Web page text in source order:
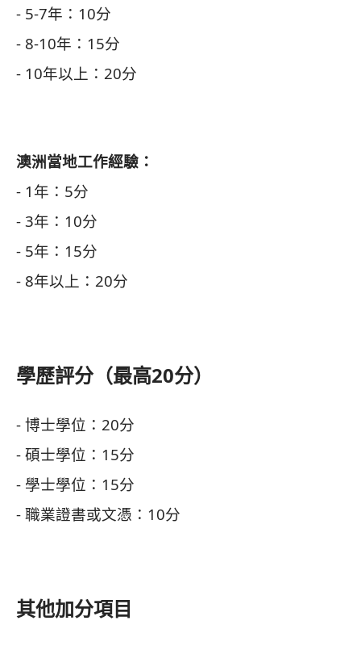
- 5-7年：10分
- 8-10年：15分
- 10年以上：20分
澳洲當地工作經驗：
- 1年：5分
- 3年：10分
- 5年：15分
- 8年以上：20分
學歷評分（最高20分）
- 博士學位：20分
- 碩士學位：15分
- 學士學位：15分
- 職業證書或文憑：10分
其他加分項目